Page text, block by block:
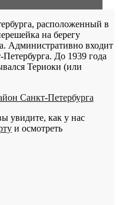
расположенный в
на берегу
Административно входит
До 1939 года
Териоки (или
увидите, как у нас
и осмотреть